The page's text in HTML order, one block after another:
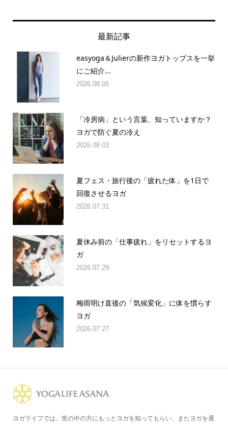
最新記事
easyoga＆Julierの新作ヨガトップスを一挙
にご紹介...
2026.08.05
「冷房病」という言葉、知っていますか？
ヨガで防ぐ夏の冷え
2026.08.03
夏フェス・旅行後の「疲れた体」を1日で
回復させるヨガ
2026.07.31
夏休み前の「仕事疲れ」をリセットするヨ
ガ
2026.07.29
梅雨明け直後の「気候変化」に体を慣らす
ヨガ
2026.07.27
ヨガライフでは、世の中の方にもっとヨガを知ってもらい、またヨガを通